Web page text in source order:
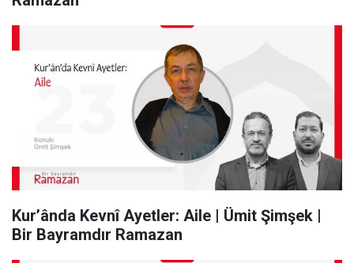
Kur’ânda Kevnî Ayetler: Aile | Ümit Şimşek |
Bir Bayramdır Ramazan